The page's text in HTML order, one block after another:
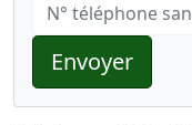
Envoyer